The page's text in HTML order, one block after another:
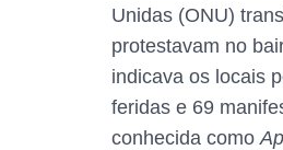
Unidas (ONU)
protestavam no
indicava os locais
feridas e 69
conhecida como